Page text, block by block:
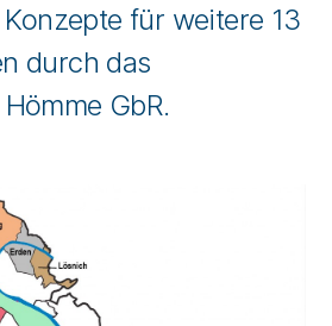
für weitere 13
durch das
GbR.